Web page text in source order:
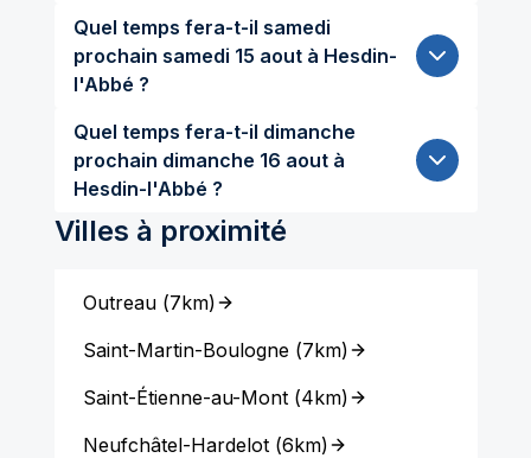
Quel temps fera-t-il samedi
prochain samedi 15 aout à Hesdin-
l'Abbé ?
Quel temps fera-t-il dimanche
prochain dimanche 16 aout à
Hesdin-l'Abbé ?
Villes à proximité
Outreau(7km)
Saint-Martin-Boulogne(7km)
Saint-Étienne-au-Mont(4km)
Neufchâtel-Hardelot(6km)